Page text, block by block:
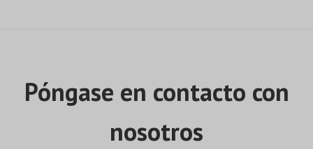
Póngase en contacto con
nosotros